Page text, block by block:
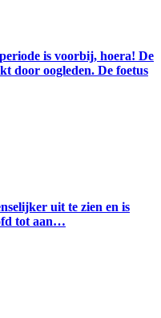
is voorbij, hoera! De
door oogleden. De foetus
uit te zien en is
tot aan…